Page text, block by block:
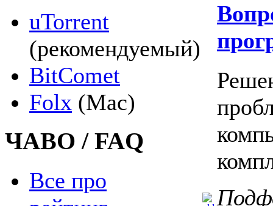
uTorrent
(рекомендуемый)
BitComet
Folx (Mac)
ЧАВО / FAQ
Все про